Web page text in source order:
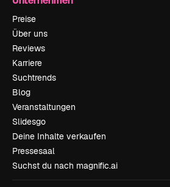
Preise
Über uns
Reviews
Karriere
Suchtrends
Blog
Veranstaltungen
Slidesgo
Deine Inhalte verkaufen
Pressesaal
Suchst du nach magnific.ai